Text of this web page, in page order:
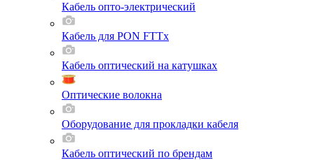
Кабель опто-электрический
Кабель для PON FTTx
Кабель оптический на катушках
Оптические волокна
Оборудование для прокладки кабеля
Кабель оптический по брендам